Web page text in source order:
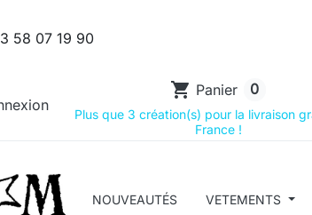
58 07 19 90
shopping_cart Panier 0
Plus que 3 création(s) pour la livraison
France !
NOUVEAUTÉS VETEMENTS